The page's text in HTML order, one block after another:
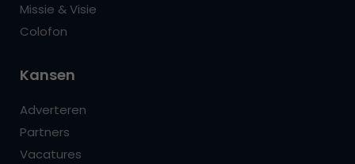
Missie & Visie
Colofon
Kansen
Adverteren
Partners
Vacatures